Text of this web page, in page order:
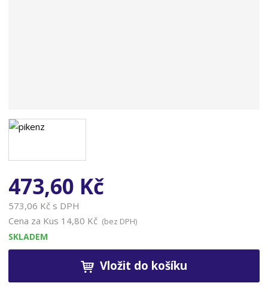
473,60 Kč
573,06 Kč s DPH
Cena za Kus 14,80 Kč (bez DPH)
SKLADEM
Vložit do košíku